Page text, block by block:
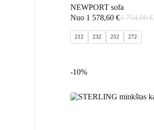
NEWPORT sofa
Nuo 1 578,60 €1 754,00€
212 232 252 272
-10%